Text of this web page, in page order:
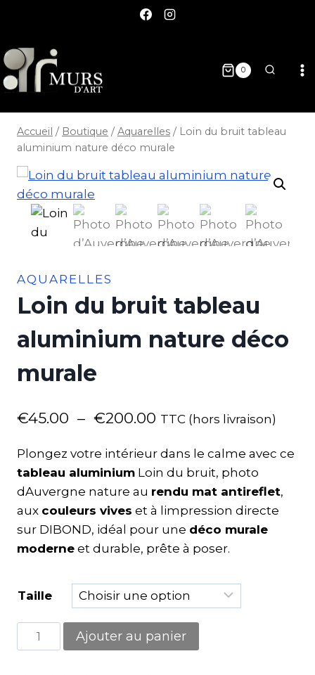
0
Accueil / Boutique / Aquarelles / Loin du bruit tableau
aluminium nature déco murale
AQUARELLES
Loin du bruit tableau
aluminium nature déco
murale
€45.00 – €200.00 TTC (hors livraison)
Plongez votre intérieur dans le calme avec ce
tableau aluminium Loin du bruit, photo
dAuvergne nature au rendu mat antireflet,
aux couleurs vives et à limpression directe
sur DIBOND, idéal pour une déco murale
moderne et durable, prête à poser.
Taille
Ajouter au panier